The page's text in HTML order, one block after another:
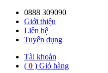
0888 309090
Giới thiệu
Liên hệ
Tuyển dụng
Tài khoản
( 0 ) Giỏ hàng